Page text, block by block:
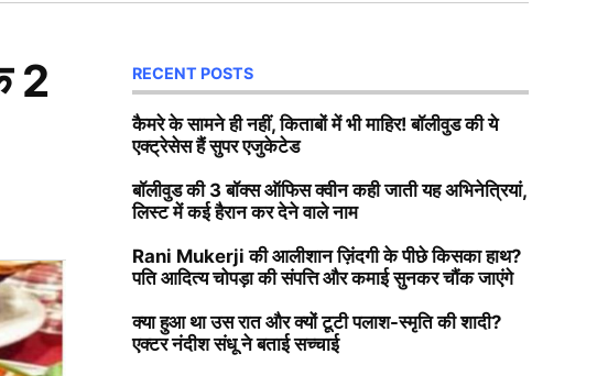
2
RECENT POSTS
कैमरे के सामने ही नहीं, किताबों में भी माहिर! बॉलीवुड की ये
एक्ट्रेसेस हैं सुपर एजुकेटेड
बॉलीवुड की 3 बॉक्स ऑफिस क्वीन कही जाती यह अभिनेत्रियां,
लिस्ट में कई हैरान कर देने वाले नाम
Rani Mukerji की आलीशान ज़िंदगी के पीछे किसका हाथ?
पति आदित्य चोपड़ा की संपत्ति और कमाई सुनकर चौंक जाएंगे
क्या हुआ था उस रात और क्यों टूटी पलाश-स्मृति की शादी?
एक्टर नंदीश संधू ने बताई सच्चाई